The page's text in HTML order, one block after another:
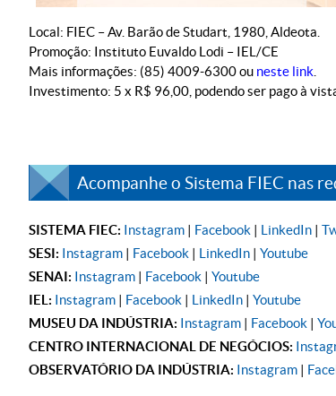
Local: FIEC – Av. Barão de Studart, 1980, Aldeota.
Promoção: Instituto Euvaldo Lodi – IEL/CE
Mais informações: (85) 4009-6300 ou neste link
Investimento: 5 x R$ 96,00, podendo ser pago à
Acompanhe o Sistema FIEC nas
SISTEMA FIEC: Instagram | Facebook | LinkedIn |
SESI: Instagram | Facebook | LinkedIn | Youtube
SENAI: Instagram | Facebook | Youtube
IEL: Instagram | Facebook | LinkedIn | Youtube
MUSEU DA INDÚSTRIA: Instagram | Facebook |
CENTRO INTERNACIONAL DE NEGÓCIOS:
OBSERVATÓRIO DA INDÚSTRIA: Instagram |